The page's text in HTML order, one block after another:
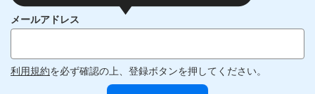
メールアドレス
利用規約を必ず確認の上、登録ボタンを押してください。